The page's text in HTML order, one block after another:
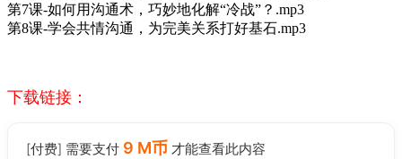
第7课-如何用沟通术，巧妙地化解“冷战”？.mp3
第8课-学会共情沟通，为完美关系打好基石.mp3
下载链接：
[付费] 需要支付 9 M币 才能查看此内容